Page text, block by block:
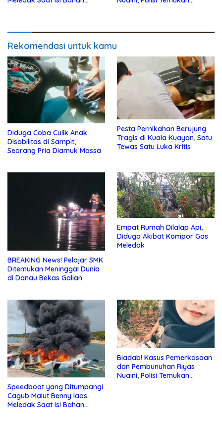
Rekomendasi untuk kamu
Diduga Coba Culik Anak
Disabilitas di Sampit,
Seorang Pria Diamuk Massa
Pesta Pernikahan Berujung
Tragis di Kuala Kuayan, Satu
Tewas Satu Luka Kritis
BREAKING News! Pelajar SMK
Ditemukan Meninggal Dunia
di Danau Bekas Galian
Empat Rumah Dilalap Api,
Diduga Akibat Kompor Gas
Meledak
Speedboat yang Ditumpangi
Cagub Malut Benny laos
Meledak Saat Isi Bahan
Biadab! Kasus Pemerkosaan
dan Pembunuhan Riyas
Nuaini, Polisi Temukan